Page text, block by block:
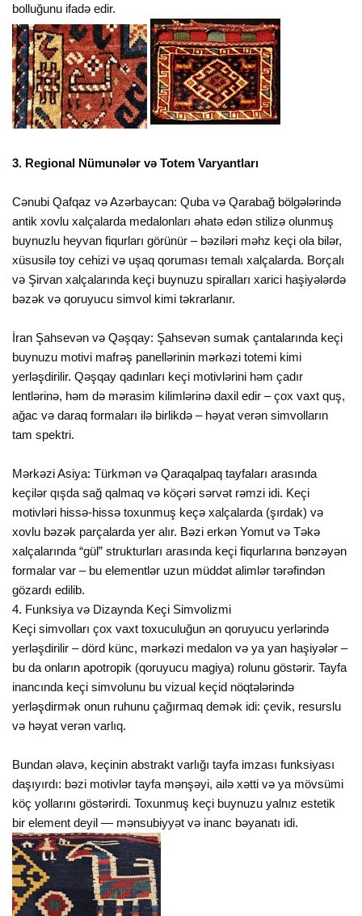
bolluğunu ifadə edir.
3. Regional Nümunələr və Totem Varyantları
Cənubi Qafqaz və Azərbaycan: Quba və Qarabağ bölgələrində
antik xovlu xalçalarda medalonları əhatə edən stilizə olunmuş
buynuzlu heyvan fiqurları görünür – bəziləri məhz keçi ola bilər,
xüsusilə toy cehizi və uşaq qoruması temalı xalçalarda. Borçalı
və Şirvan xalçalarında keçi buynuzu spiralları xarici haşiyələrdə
bəzək və qoruyucu simvol kimi təkrarlanır.
İran Şahsevən və Qəşqay: Şahsevən sumak çantalarında keçi
buynuzu motivi mafrəş panellərinin mərkəzi totemi kimi
yerləşdirilir. Qəşqay qadınları keçi motivlərini həm çadır
lentlərinə, həm də mərasim kilimlərinə daxil edir – çox vaxt quş,
ağac və daraq formaları ilə birlikdə – həyat verən simvolların
tam spektri.
Mərkəzi Asiya: Türkmən və Qaraqalpaq tayfaları arasında
keçilər qışda sağ qalmaq və köçəri sərvət rəmzi idi. Keçi
motivləri hissə-hissə toxunmuş keçə xalçalarda (şırdak) və
xovlu bəzək parçalarda yer alır. Bəzi erkən Yomut və Təkə
xalçalarında “gül” strukturları arasında keçi fiqurlarına bənzəyən
formalar var – bu elementlər uzun müddət alimlər tərəfindən
gözardı edilib.
4. Funksiya və Dizaynda Keçi Simvolizmi
Keçi simvolları çox vaxt toxuculuğun ən qoruyucu yerlərində
yerləşdirilir – dörd künc, mərkəzi medalon və ya yan haşiyələr –
bu da onların apotropik (qoruyucu magiya) rolunu göstərir. Tayfa
inancında keçi simvolunu bu vizual keçid nöqtələrində
yerləşdirmək onun ruhunu çağırmaq demək idi: çevik, resurslu
və həyat verən varlıq.
Bundan əlavə, keçinin abstrakt varlığı tayfa imzası funksiyası
daşıyırdı: bəzi motivlər tayfa mənşəyi, ailə xətti və ya mövsümi
köç yollarını göstərirdi. Toxunmuş keçi buynuzu yalnız estetik
bir element deyil — mənsubiyyət və inanc bəyanatı idi.